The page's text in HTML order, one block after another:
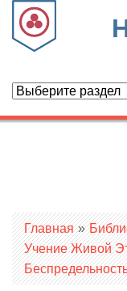
Вы здесь
Главная »
Учение Живой